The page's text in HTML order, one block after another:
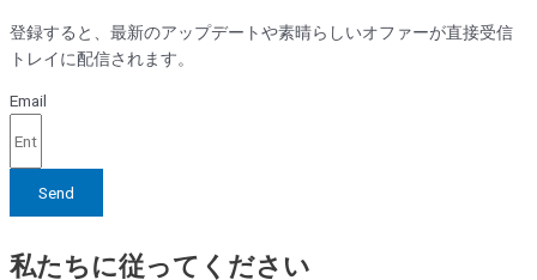
登録すると、最新のアップデートや素晴らしいオファーが直接受信
トレイに配信されます。
Email
Send
私たちに従ってください